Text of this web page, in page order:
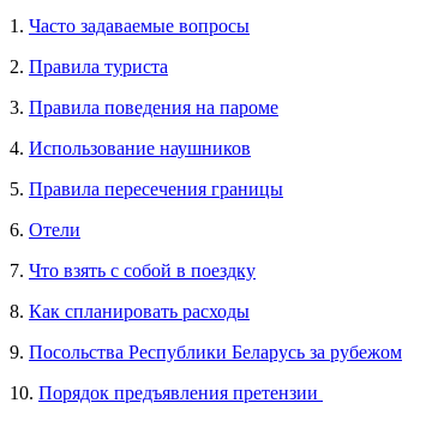
1. Часто задаваемые вопросы
2. Правила туриста
3. Правила поведения на пароме
4. Использование наушников
5. Правила пересечения границы
6. Отели
7. Что взять с собой в поездку
8. Как спланировать расходы
9. Посольства Республики Беларусь за рубежом
10. Порядок предъявления претензии